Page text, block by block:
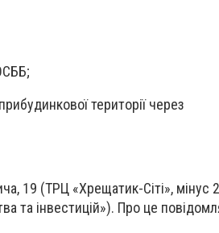
території через
19 (ТРЦ «Хрещатик-Сіті», мінус 2
та інвестицій»). Про це